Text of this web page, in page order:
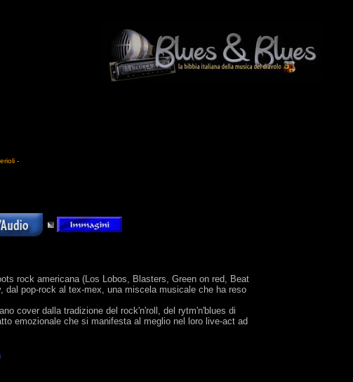
-
rock americana (Los Lobos, Blasters, Green on red, Beat
pop-rock al tex-mex, una miscela musicale che ha reso
cover dalla tradizione del rock'n'roll, del rytm'n'blues di
emozionale che si manifesta al meglio nel loro live-act ad